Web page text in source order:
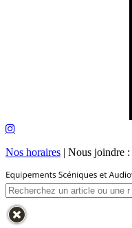
Nos horaires | Nous joindre :